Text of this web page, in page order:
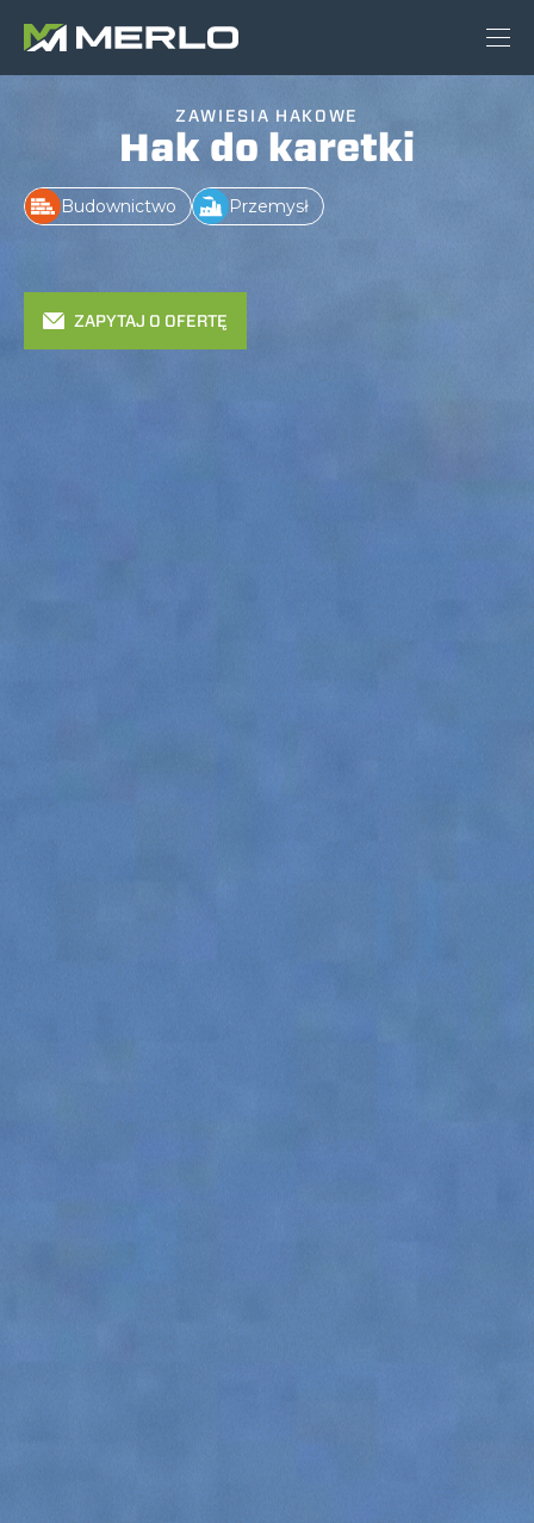
ZAWIESIA HAKOWE
Hak do karetki
Budownictwo Przemysł
ZAPYTAJ O OFERTĘ